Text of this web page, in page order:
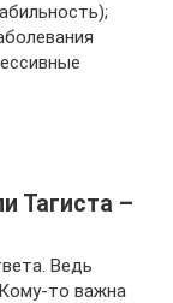
Тагиста –
Ведь
то важна